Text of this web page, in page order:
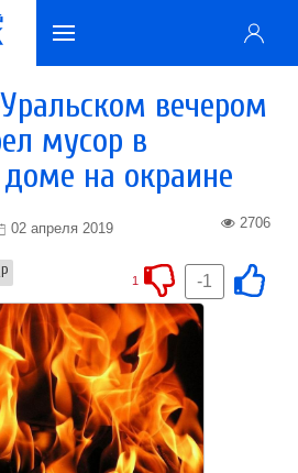
вечером
мусор в
на окраине
02 апреля 2019 2706
-1
1